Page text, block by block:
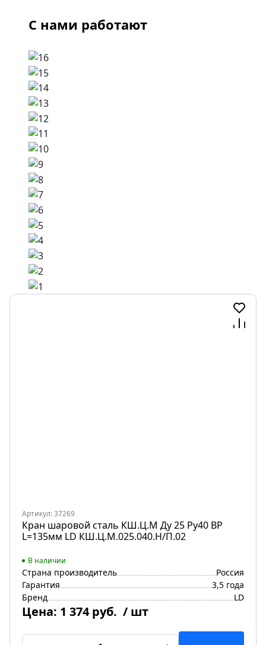
С нами работают
Артикул: 37269
Кран шаровой сталь КШ.Ц.М Ду 25 Ру40 ВР
L=135мм LD КШ.Ц.М.025.040.Н/П.02
В наличии
Страна производитель
Россия
Гарантия
3,5 года
Бренд
LD
Цена: 1 374 руб. / шт